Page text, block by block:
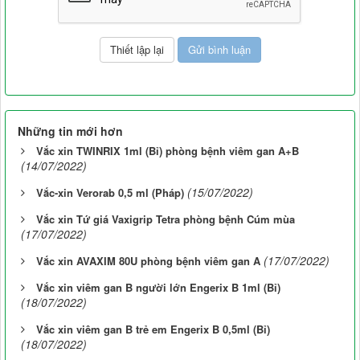
Những tin mới hơn
Vắc xin TWINRIX 1ml (Bỉ) phòng bệnh viêm gan A+B
(14/07/2022)
Vắc-xin Verorab 0,5 ml (Pháp) (15/07/2022)
Vắc xin Tứ giá Vaxigrip Tetra phòng bệnh Cúm mùa
(17/07/2022)
Vắc xin AVAXIM 80U phòng bệnh viêm gan A (17/07/2022)
Vắc xin viêm gan B người lớn Engerix B 1ml (Bỉ)
(18/07/2022)
Vắc xin viêm gan B trẻ em Engerix B 0,5ml (Bỉ)
(18/07/2022)